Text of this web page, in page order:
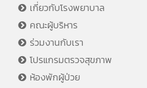
เกี่ยวกับโรงพยาบาล
คณะผู้บริหาร
ร่วมงานกับเรา
โปรแกรมตรวจสุขภาพ
ห้องพักผู้ป่วย